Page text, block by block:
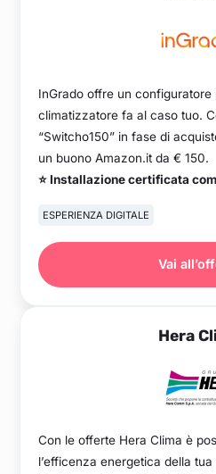
InGrado offre un configuratore
climatizzatore fa al caso tuo.
“Switcho150” in fase di
un buono Amazon.it da € 150.
⭐ Installazione certificata
ESPERIENZA DIGITALE
Vai
Hera
Con le offerte Hera Clima è
l’efficenza energetica della